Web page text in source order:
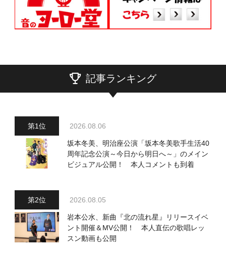
記事ランキング
2026.08.06
坂本冬美、明治座公演「坂本冬美歌手生活40
周年記念公演～今日から明日へ～」のメイン
ビジュアル公開！ 本人コメントも到着
2026.08.05
岩本公水、新曲『北の流れ星』リリースイベ
ント開催＆MV公開！ 本人直伝の歌唱レッ
スン動画も公開